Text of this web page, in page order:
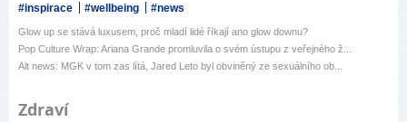
#inspirace #wellbeing #news
Glow up se stává luxusem, proč mladí lidé říkají ano glow downu?
Pop Culture Wrap: Ariana Grande promluvila o svém ústupu z veřejného ž...
Alt news: MGK v tom zas lítá, Jared Leto byl obviněný ze sexuálního ob...
Zdraví